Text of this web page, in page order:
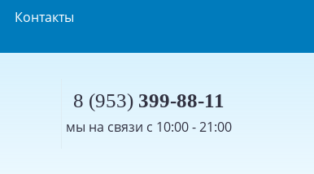
Контакты
8 (953) 399-88-11
мы на связи с 10:00 - 21:00